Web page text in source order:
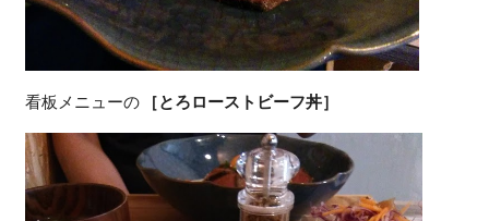
看板メニューの ［とろローストビーフ丼］